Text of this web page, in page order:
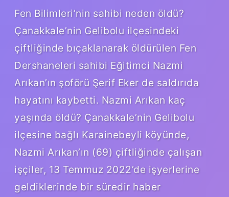
Fen Bilimleri’nin sahibi neden öldü?
Çanakkale’nin Gelibolu ilçesindeki
çiftliğinde bıçaklanarak öldürülen Fen
Dershaneleri sahibi Eğitimci Nazmi
Arıkan’ın şoförü Şerif Eker de saldırıda
hayatını kaybetti. Nazmi Arıkan kaç
yaşında öldü? Çanakkale’nin Gelibolu
ilçesine bağlı Karainebeyli köyünde,
Nazmi Arıkan’ın (69) çiftliğinde çalışan
işçiler, 13 Temmuz 2022’de işyerlerine
geldiklerinde bir süredir haber